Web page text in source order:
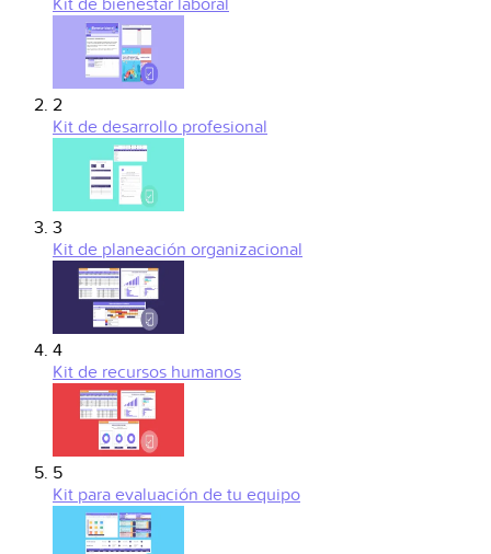
2
Kit de desarrollo profesional
3
Kit de planeación organizacional
4
Kit de recursos humanos
5
Kit para evaluación de tu equipo